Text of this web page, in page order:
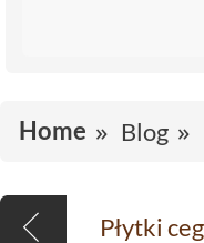
Home Blog